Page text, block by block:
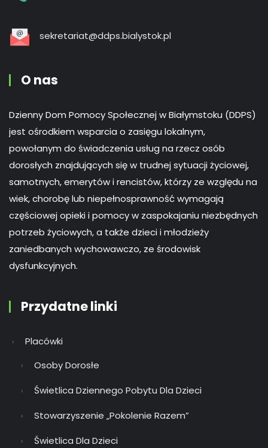
sekretariat@ddps.bialystok.pl
O nas
Dzienny Dom Pomocy Społecznej w Białymstoku (DDPS)
jest ośrodkiem wsparcia o zasięgu lokalnym,
powołanym do świadczenia usług na rzecz osób
dorosłych znajdujących się w trudnej sytuacji życiowej,
samotnych, emerytów i rencistów, którzy ze względu na
wiek, chorobę lub niepełnosprawność wymagają
częściowej opieki i pomocy w zaspokajaniu niezbędnych
potrzeb życiowych, a także dzieci i młodzieży
zaniedbanych wychowawczo, ze środowisk
dysfunkcyjnych.
Przydatne linki
Placówki
Osoby Dorosłe
Świetlica Dziennego Pobytu Dla Dzieci
Stowarzyszenie „Pokolenie Razem”
Świetlica Dla Dzieci